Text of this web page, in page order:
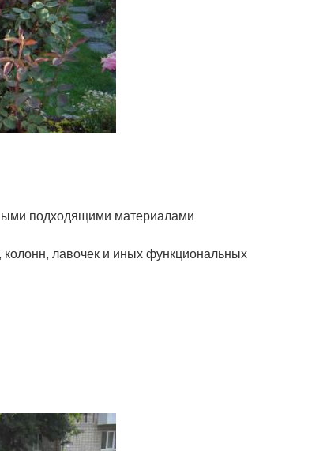
подходящими материалами
лавочек и иных функциональных